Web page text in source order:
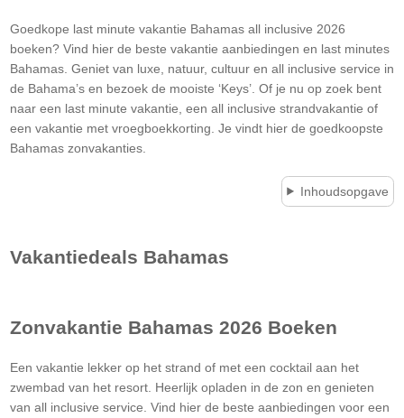
Goedkope last minute vakantie Bahamas all inclusive 2026
boeken? Vind hier de beste vakantie aanbiedingen en last minutes
Bahamas. Geniet van luxe, natuur, cultuur en all inclusive service in
de Bahama’s en bezoek de mooiste ‘Keys’. Of je nu op zoek bent
naar een last minute vakantie, een all inclusive strandvakantie of
een vakantie met vroegboekkorting. Je vindt hier de goedkoopste
Bahamas zonvakanties.
Inhoudsopgave
Vakantiedeals Bahamas
Zonvakantie Bahamas 2026 Boeken
Een vakantie lekker op het strand of met een cocktail aan het
zwembad van het resort. Heerlijk opladen in de zon en genieten
van all inclusive service. Vind hier de beste aanbiedingen voor een